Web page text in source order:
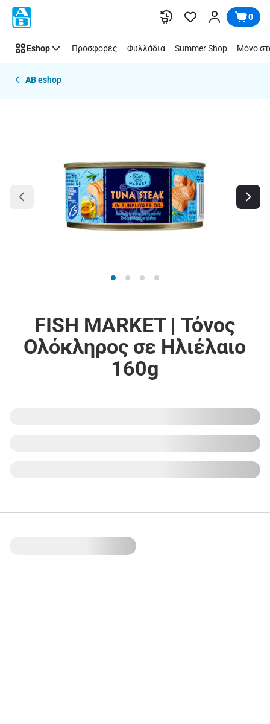
Παράλειψη 0
Eshop Προσφορές Φυλλάδια Summer Shop Μόνο
AB eshop
FISH MARKET | Τόνος
Ολόκληρος σε Ηλιέλαιο
160g